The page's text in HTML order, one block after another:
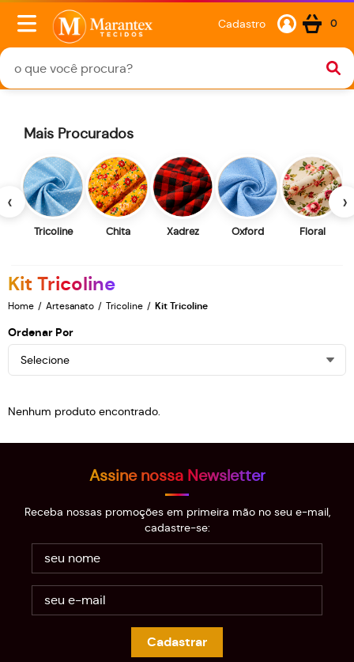
Cadastro 0
‹
Mais Procurados
Tricoline Chita Xadrez Oxford Floral
›
Kit Tricoline
Home Artesanato Tricoline Kit Tricoline
Ordenar Por
Selecione
Nenhum produto encontrado.
Assine nossa Newsletter
Receba nossas promoções em primeira mão no seu e-mail,
cadastre-se:
Cadastrar